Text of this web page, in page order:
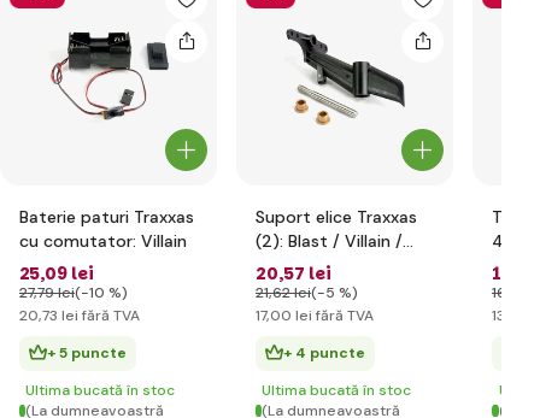
Baterie paturi Traxxas
cu comutator: Villain
25,09 lei
27,79 lei(-10 %)
20,73 lei fără TVA
+ 5 puncte
Ultima bucată în stoc
(La dumneavoastră
Suport elice Traxxas
(2): Blast / Villain /
Vee
20,57 lei
21,62 lei(-5 %)
17,00 lei fără TVA
+ 4 puncte
Ultima bucată în stoc
(La dumneavoastră
16
16
13
(La